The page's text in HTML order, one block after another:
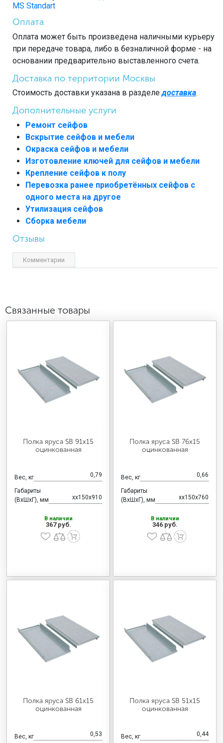
MS Standart
Оплата
Оплата может быть произведена наличными курьеру
при передаче товара, либо в безналичной форме - на
основании предварительно выставленного счета.
Доставка по территории Москвы
Стоимость доставки указана в разделедоставка.
Дополнительные услуги
Ремонт сейфов
Вскрытие сейфов и мебели
Окраска сейфов и мебели
Изготовление ключей для сейфов и мебели
Крепление сейфов к полу
Перевозка ранее приобретённых сейфов с
одного места на другое
Утилизация сейфов
Сборка мебели
Отзывы
Комментарии
Связанные товары
Полка яруса SB 91x15
оцинкованная
Вес, кг 0,79
Габариты
(ВхШхГ), мм
хx150x910
В наличии
367 руб.
Полка яруса SB 76x15
оцинкованная
Вес, кг 0,66
Габариты
(ВхШхГ), мм
хx150x760
В наличии
346 руб.
Полка яруса SB 61x15
оцинкованная
Вес, кг 0,53
Полка яруса SB 51x15
оцинкованная
Вес, кг 0,44